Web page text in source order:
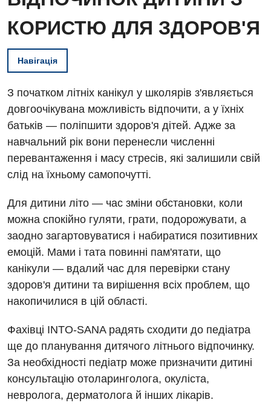
Вакансії
Інтернатура
Енциклопедія
Діагностичне відділення
Відділ госпіталізації
Відділення кардіосудинної патології та неврології
Відділення невідкладних станів
КОРИСТЮ ДЛЯ ЗДОРОВ'Я
Навігація
З початком літніх канікул у школярів з'являється
довгоочікувана можливість відпочити, а у їхніх
батьків — поліпшити здоров'я дітей. Адже за
навчальний рік вони перенесли численні
перевантаження і масу стресів, які залишили свій
слід на їхньому самопочутті.
Для дитини літо — час зміни обстановки, коли
можна спокійно гуляти, грати, подорожувати, а
заодно загартовуватися і набиратися позитивних
емоцій. Мами і тата повинні пам'ятати, що
канікули — вдалий час для перевірки стану
здоров'я дитини та вирішення всіх проблем, що
накопичилися в цій області.
Фахівці INTO-SANA радять сходити до педіатра
ще до планування дитячого літнього відпочинку.
За необхідності педіатр може призначити дитині
консультацію отоларинголога, окуліста,
невролога, дерматолога й інших лікарів.